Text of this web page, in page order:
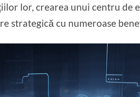
lor, crearea unui centru de
strategică cu numeroase